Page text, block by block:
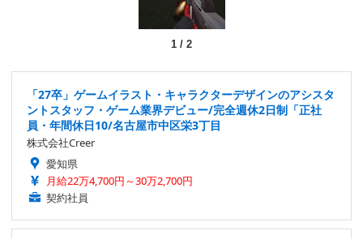
1/ 2
「27卒」ゲームイラスト・キャラクターデザインのアシスタ
ントスタッフ・ゲーム業界デビュー/完全週休2日制「正社
員・年間休日10/名古屋市中区栄3丁目
株式会社Creer
愛知県
月給22万4,700円～30万2,700円
契約社員